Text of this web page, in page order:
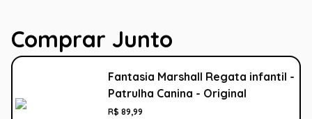
Comprar Junto
Fantasia Marshall Regata infantil -
Patrulha Canina - Original
R$ 89,99